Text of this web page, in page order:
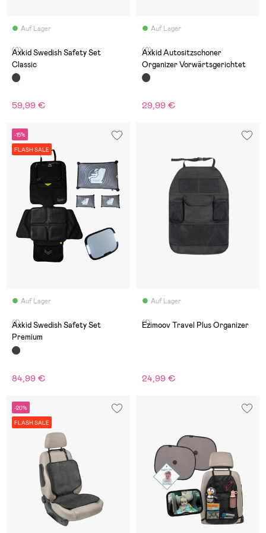
Auf Lager
(0)
Axkid Swedish Safety Set
Classic
59,99 €
Auf Lager
(0)
Axkid Autositzschoner
Organizer Vorwärtsgerichtet
29,99 €
-15%
FLASH SALE
Auf Lager
(1)
Axkid Swedish Safety Set
Premium
84,99 €
Auf Lager
(1)
Ezimoov Travel Plus Organizer
24,99 €
-20%
FLASH SALE